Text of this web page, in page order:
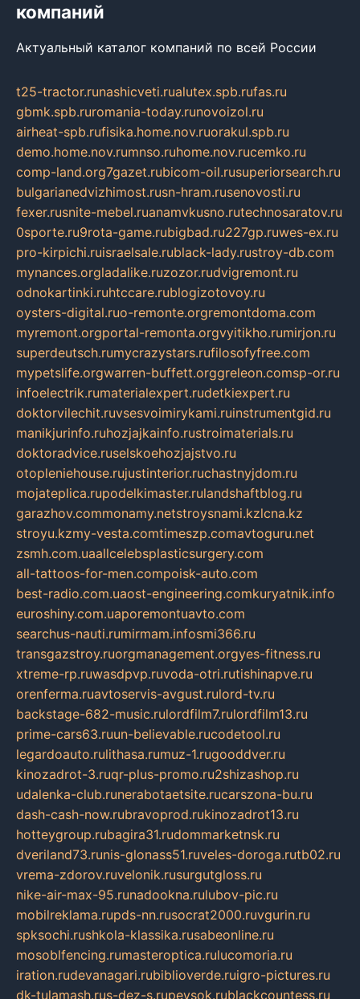
компаний
Актуальный каталог компаний по всей России
t25-tractor.runashicveti.rualutex.spb.rufas.ru
gbmk.spb.ruromania-today.runovoizol.ru
airheat-spb.rufisika.home.nov.ruorakul.spb.ru
demo.home.nov.rumnso.ruhome.nov.rucemko.ru
comp-land.org7gazet.rubicom-oil.rusuperiorsearch.ru
bulgarianedvizhimost.rusn-hram.rusenovosti.ru
fexer.rusnite-mebel.ruanamvkusno.rutechnosaratov.ru
0sporte.ru9rota-game.rubigbad.ru227gp.ruwes-ex.ru
pro-kirpichi.ruisraelsale.rublack-lady.rustroy-db.com
mynances.orgladalike.ruzozor.rudvigremont.ru
odnokartinki.ruhtccare.rublogizotovoy.ru
oysters-digital.ruo-remonte.orgremontdoma.com
myremont.orgportal-remonta.orgvyitikho.rumirjon.ru
superdeutsch.rumycrazystars.rufilosofyfree.com
mypetslife.orgwarren-buffett.orggreleon.comsp-or.ru
infoelectrik.rumaterialexpert.rudetkiexpert.ru
doktorvilechit.ruvsesvoimirykami.ruinstrumentgid.ru
manikjurinfo.ruhozjajkainfo.rustroimaterials.ru
doktoradvice.ruselskoehozjajstvo.ru
otopleniehouse.rujustinterior.ruchastnyjdom.ru
mojateplica.rupodelkimaster.rulandshaftblog.ru
garazhov.commonamy.netstroysnami.kzlcna.kz
stroyu.kzmy-vesta.comtimeszp.comavtoguru.net
zsmh.com.uaallcelebsplasticsurgery.com
all-tattoos-for-men.compoisk-auto.com
best-radio.com.uaost-engineering.comkuryatnik.info
euroshiny.com.uaporemontuavto.com
searchus-nauti.rumirmam.infosmi366.ru
transgazstroy.ruorgmanagement.orgyes-fitness.ru
xtreme-rp.ruwasdpvp.ruvoda-otri.rutishinapve.ru
orenferma.ruavtoservis-avgust.rulord-tv.ru
backstage-682-music.rulordfilm7.rulordfilm13.ru
prime-cars63.ruun-believable.rucodetool.ru
legardoauto.rulithasa.rumuz-1.rugooddver.ru
kinozadrot-3.ruqr-plus-promo.ru2shizashop.ru
udalenka-club.runerabotaetsite.rucarszona-bu.ru
dash-cash-now.rubravoprod.rukinozadrot13.ru
hotteygroup.rubagira31.rudommarketnsk.ru
dveriland73.runis-glonass51.ruveles-doroga.rutb02.ru
vrema-zdorov.ruvelonik.rusurgutgloss.ru
nike-air-max-95.runadookna.rulubov-pic.ru
mobilreklama.rupds-nn.rusocrat2000.ruvgurin.ru
spksochi.rushkola-klassika.rusabeonline.ru
mosoblfencing.rumasteroptica.rulucomoria.ru
iration.rudevanagari.rubiblioverde.ruigro-pictures.ru
dk-tulamash.rus-dez-s.rupeysok.rublackcountess.ru